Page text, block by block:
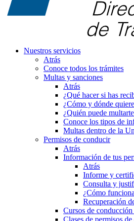
Nuestros servicios
Atrás
Conoce todos los trámites
Multas y sanciones
Atrás
¿Qué hacer si has
¿Cómo y dónde
¿Quién puede
Conoce los tipos de
Multas dentro de la
Permisos de conducir
Atrás
Información de tus
Atrás
Informe y
Consulta y
¿Cómo
Recuperación
Cursos de